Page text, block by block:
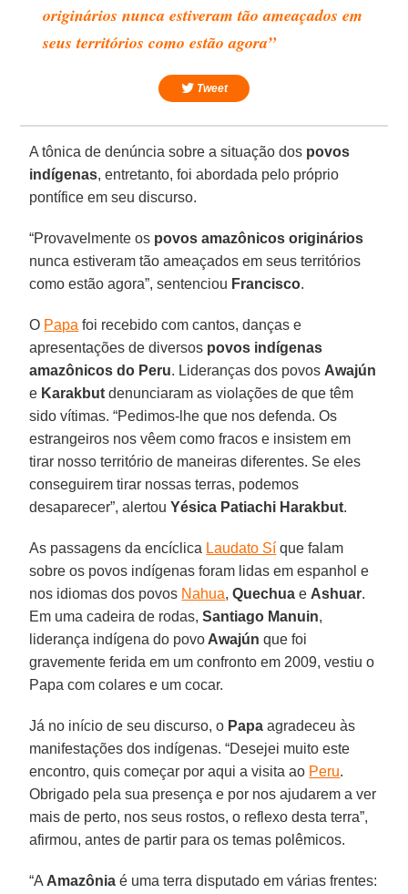
originários nunca estiveram tão ameaçados em
seus territórios como estão agora”
Tweet
A tônica de denúncia sobre a situação dos povos
indígenas, entretanto, foi abordada pelo próprio
pontífice em seu discurso.
“Provavelmente os povos amazônicos originários
nunca estiveram tão ameaçados em seus territórios
como estão agora”, sentenciou Francisco.
O Papa foi recebido com cantos, danças e
apresentações de diversos povos indígenas
amazônicos do Peru. Lideranças dos povos Awajún
e Karakbut denunciaram as violações de que têm
sido vítimas. “Pedimos-lhe que nos defenda. Os
estrangeiros nos vêem como fracos e insistem em
tirar nosso território de maneiras diferentes. Se eles
conseguirem tirar nossas terras, podemos
desaparecer”, alertouYésica Patiachi Harakbut.
As passagens da encíclica Laudato Sí que falam
sobre os povos indígenas foram lidas em espanhol e
nos idiomas dos povos Nahua,Quechua e Ashuar.
Em uma cadeira de rodas, Santiago Manuin,
liderança indígena do povo Awajún que foi
gravemente ferida em um confronto em 2009, vestiu o
Papa com colares e um cocar.
Já no início de seu discurso, o Papa agradeceu às
manifestações dos indígenas. “Desejei muito este
encontro, quis começar por aqui a visita ao Peru.
Obrigado pela sua presença e por nos ajudarem a ver
mais de perto, nos seus rostos, o reflexo desta terra”,
afirmou, antes de partir para os temas polêmicos.
“A Amazônia é uma terra disputado em várias frentes: